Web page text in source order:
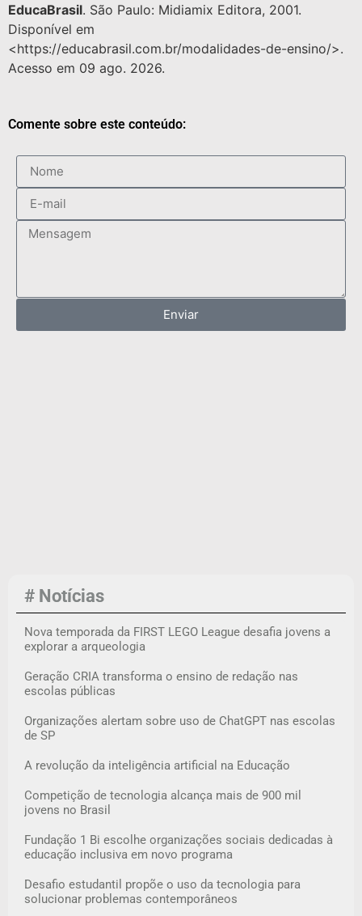
EducaBrasil. São Paulo: Midiamix Editora, 2001.
Disponível em
<https://educabrasil.com.br/modalidades-de-ensino/>.
Acesso em 09 ago. 2026.
Comente sobre este conteúdo:
Enviar
# Notícias
Nova temporada da FIRST LEGO League desafia jovens a
explorar a arqueologia
Geração CRIA transforma o ensino de redação nas
escolas públicas
Organizações alertam sobre uso de ChatGPT nas escolas
de SP
A revolução da inteligência artificial na Educação
Competição de tecnologia alcança mais de 900 mil
jovens no Brasil
Fundação 1 Bi escolhe organizações sociais dedicadas à
educação inclusiva em novo programa
Desafio estudantil propõe o uso da tecnologia para
solucionar problemas contemporâneos